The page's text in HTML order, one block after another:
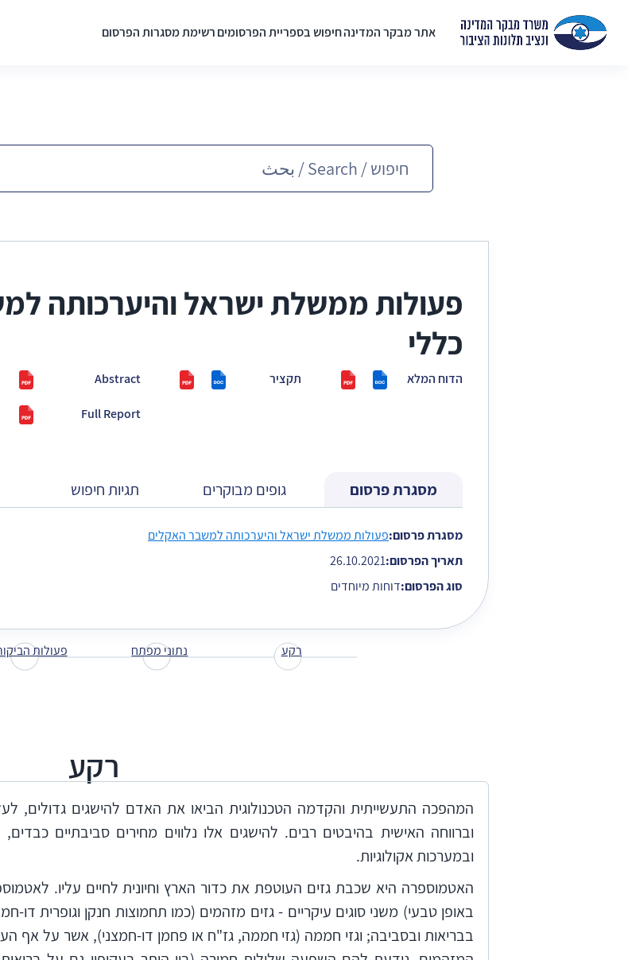
אתר מבקר המדינהחיפוש בספריית הפרסומיםרשימת מסגרות הפרסום
פעולות ממשלת ישראל והיערכותה
כללי
הדוח המלא תקציר Abstract
Full Report
מסגרת פרסום גופים מבוקרים תגיות חיפוש
הגעת לתוכן כרטיסייה על מנת להמשיך בנייוט דלג עם החיצים למטה ולמעלה
מסגרת פרסום:פעולות ממשלת ישראל והיערכותה למשבר האקלים
תאריך הפרסום:26.10.2021
סוג הפרסום:דוחות מיוחדים
רקע נתוני מפתח פעולות
רקע
המהפכה התעשייתית והקִדמה הטכנולוגית הביאו את האדם להישגים גדולים,
וברווחה האישית בהיבטים רבים. להישגים אלו נלווים מחירים סביבתיים כבדים,
ובמערכות אקולוגיות.
האטמוספרה היא שכבת גזים העוטפת את כדור הארץ וחיונית לחיים עליו.
באופן טבעי) משני סוגים עיקריים - גזים מזהמים (כמו תחמוצות חנקן וגופרית
בבריאות ובסביבה; וגזי חממה (גזי חממה, גז"ח או פחמן דו-חמצני), אשר על אף